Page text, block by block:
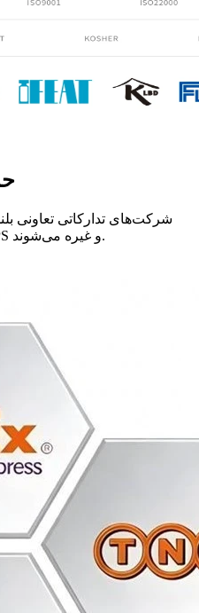
شرکت‌های تدارکاتی
بین‌المللی مانند DHL، FedEx، UPS و غیره می‌شوند.